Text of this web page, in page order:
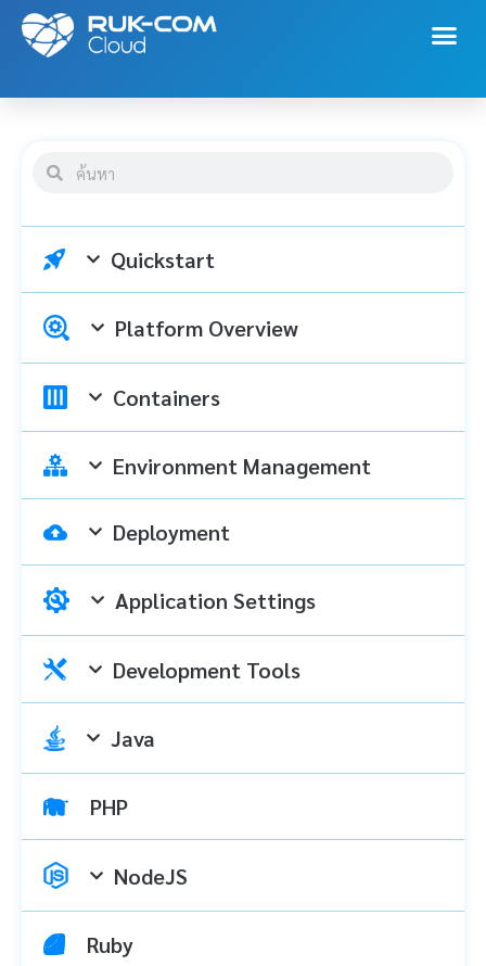
Quickstart
Platform Overview
Containers
Environment Management
Deployment
Application Settings
Development Tools
Java
PHP
NodeJS
Ruby